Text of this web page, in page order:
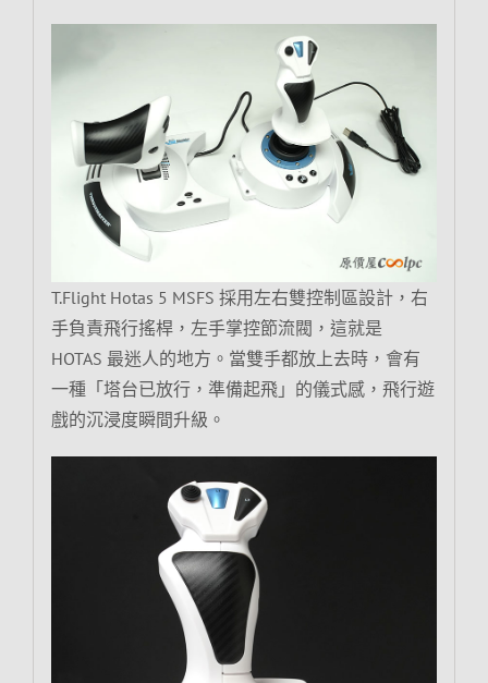
T.Flight Hotas 5 MSFS 採用左右雙控制區設計，右
手負責飛行搖桿，左手掌控節流閥，這就是
HOTAS 最迷人的地方。當雙手都放上去時，會有
一種「塔台已放行，準備起飛」的儀式感，飛行遊
戲的沉浸度瞬間升級。